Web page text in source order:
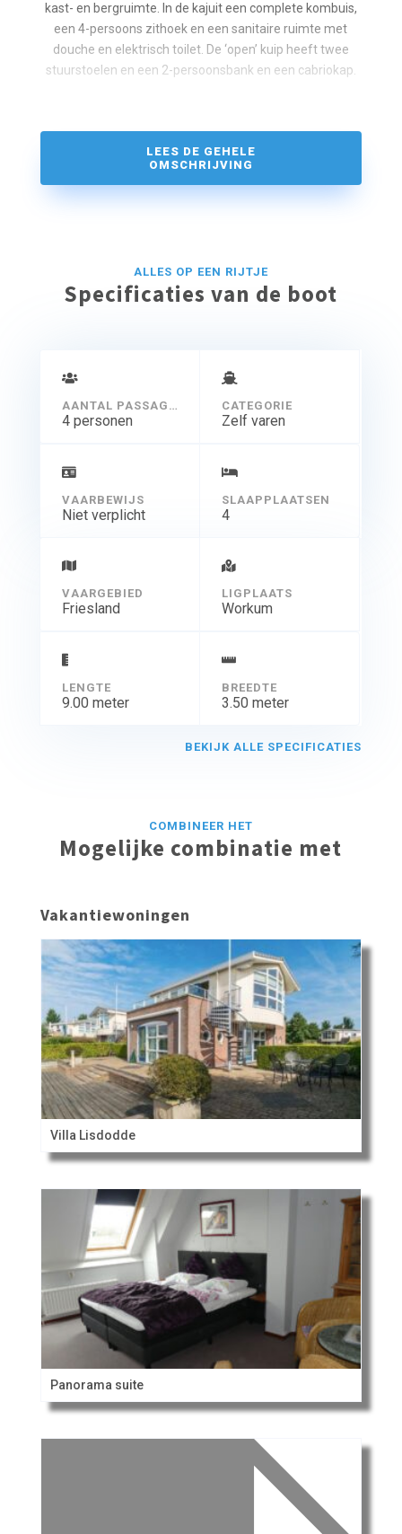
kast- en bergruimte. In de kajuit een complete kombuis,
een 4-persoons zithoek en een sanitaire ruimte met
douche en elektrisch toilet. De ‘open’ kuip heeft twee
stuurstoelen en een 2-persoonsbank en een cabriokap.
ervaring heeft, is deze Doerak dé boot om de wereld
vanaf het water te ontdekken. Door de lage
doorvaarhoogte en de ingenieuze cabriokap zijn er vele
cabriokap is de Doerak LX900 AK “Charlotte” uitermate
geschikt voor het varen van de vele prachtige routes
door Friesland.
Drenthe en Overijssel.
Markermeer, de Waddenzee en de kustwateren.
LEES DE GEHELE
OMSCHRIJVING
ALLES OP EEN RIJTJE
Specificaties van de boot
AANTAL PASSAGIERS
4 personen
CATEGORIE
Zelf varen
VAARBEWIJS
Niet verplicht
SLAAPPLAATSEN
4
VAARGEBIED
Friesland
LIGPLAATS
Workum
LENGTE
9.00 meter
BREEDTE
3.50 meter
BEKIJK ALLE SPECIFICATIES
COMBINEER HET
Mogelijke combinatie met
Vakantiewoningen
Villa Lisdodde
Panorama suite